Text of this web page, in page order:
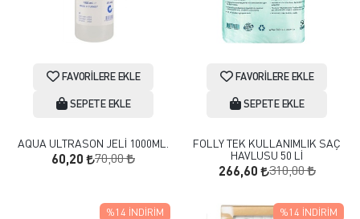
FAVORILERE EKLE
SEPETE EKLE
AQUA ULTRASON JELİ 1000ML.
60,20 70,00
FAVORILERE EKLE
SEPETE EKLE
FOLLY TEK KULLANIMLIK SAÇ
HAVLUSU 50 Lİ
266,60 310,00
%14 İNDIRIM %14 İNDIRIM